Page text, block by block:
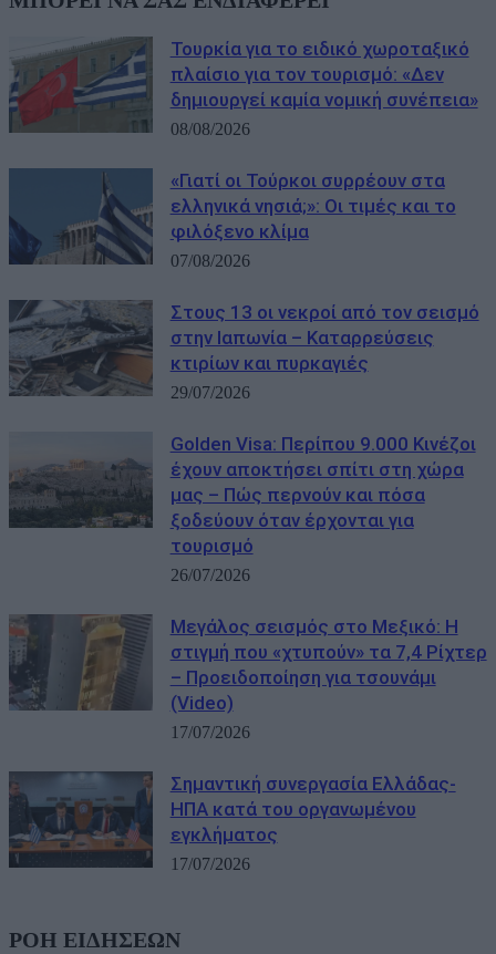
Τουρκία για το ειδικό χωροταξικό
πλαίσιο για τον τουρισμό: «Δεν
δημιουργεί καμία νομική συνέπεια»
08/08/2026
«Γιατί οι Τούρκοι συρρέουν στα
ελληνικά νησιά;»: Οι τιμές και το
φιλόξενο κλίμα
07/08/2026
Στους 13 οι νεκροί από τον σεισμό
στην Ιαπωνία – Καταρρεύσεις
κτιρίων και πυρκαγιές
29/07/2026
Golden Visa: Περίπου 9.000 Κινέζοι
έχουν αποκτήσει σπίτι στη χώρα
μας – Πώς περνούν και πόσα
ξοδεύουν όταν έρχονται για
τουρισμό
26/07/2026
Μεγάλος σεισμός στο Μεξικό: Η
στιγμή που «χτυπούν» τα 7,4 Ρίχτερ
– Προειδοποίηση για τσουνάμι
(Video)
17/07/2026
Σημαντική συνεργασία Ελλάδας-
ΗΠΑ κατά του οργανωμένου
εγκλήματος
17/07/2026
ΡΟΗ ΕΙΔΗΣΕΩΝ